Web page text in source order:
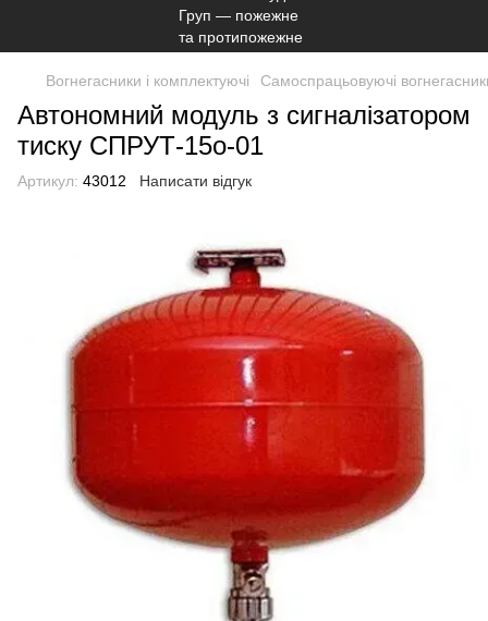
Вогнегасники і комплектуючі Самоспрацьовуючі
Автономний модуль з сигналізатором
тиску СПРУТ-15о-01
Артикул: 43012 Написати відгук